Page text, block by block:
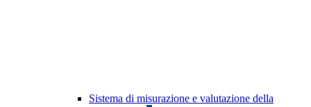
Sistema di misurazione e valutazione della